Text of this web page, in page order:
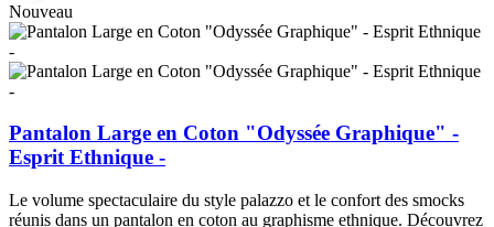
Nouveau
Pantalon Large en Coton "Odyssée Graphique" -
Esprit Ethnique -
Le volume spectaculaire du style palazzo et le confort des smocks
réunis dans un pantalon en coton au graphisme ethnique. Découvrez